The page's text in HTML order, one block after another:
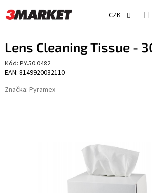
na
obsah
CZK
Lens Cleaning Tissue -
Kód: PY.50.0482
EAN: 8149920032110
Značka: Pyramex